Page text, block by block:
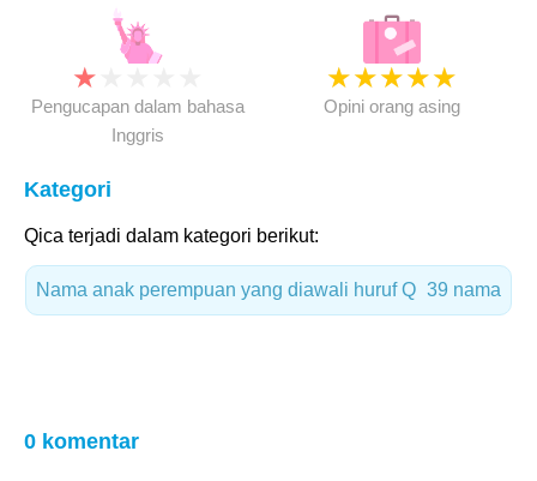
★
Pengucapan dalam bahasa
Inggris
★★★★★
Opini orang asing
Kategori
Qica terjadi dalam kategori berikut:
Nama anak perempuan yang diawali huruf Q 39 nama
0 komentar